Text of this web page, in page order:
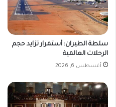
سلطة الطيران: أستمرار تزايد حجم
الرحلات العالمية
أغسطس 6, 2026